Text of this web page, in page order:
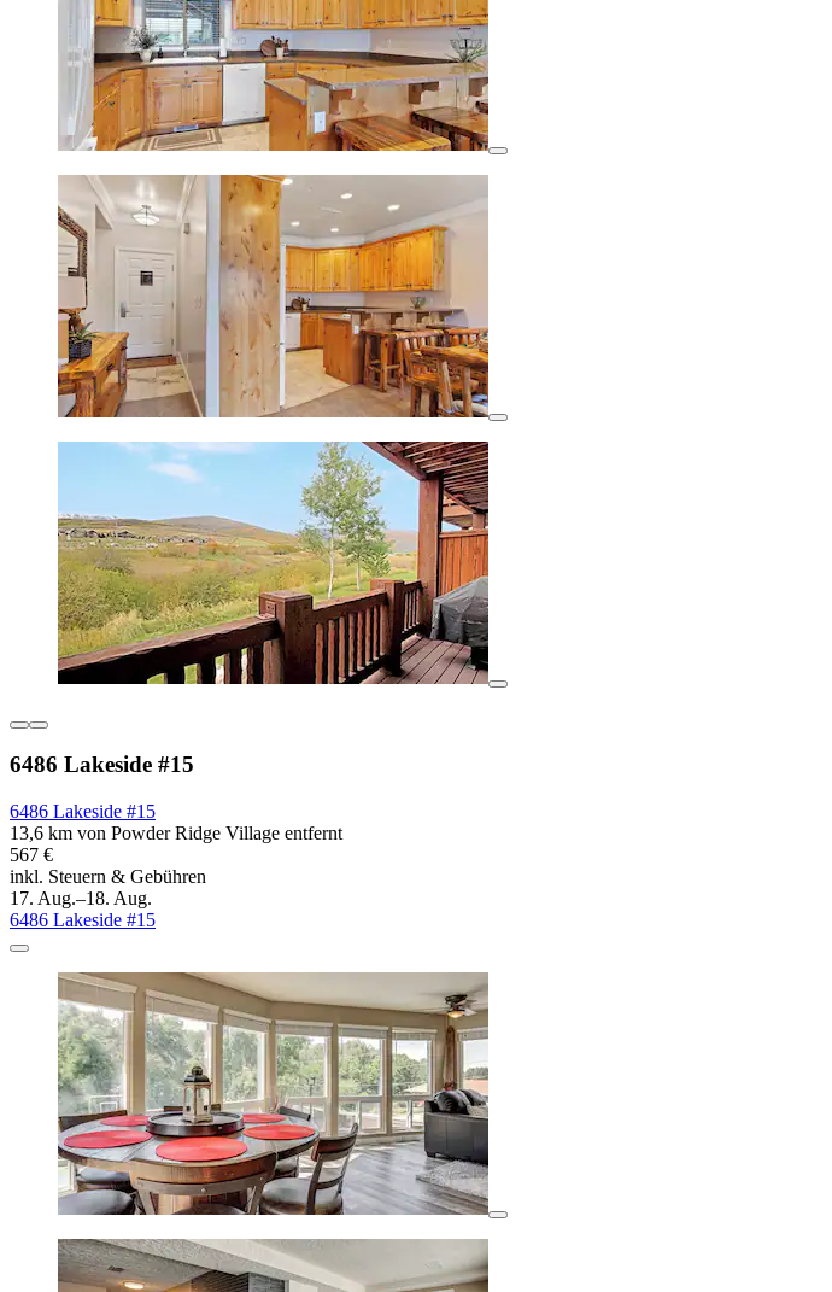
6486 Lakeside #15
6486 Lakeside #15
13,6 km von Powder Ridge Village entfernt
567 €
inkl. Steuern & Gebühren
17. Aug.–18. Aug.
6486 Lakeside #15